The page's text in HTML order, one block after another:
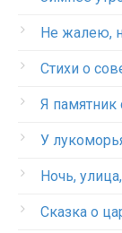
Не жалею,
Стихи о
Я памятник
У
Ночь,
Сказка о